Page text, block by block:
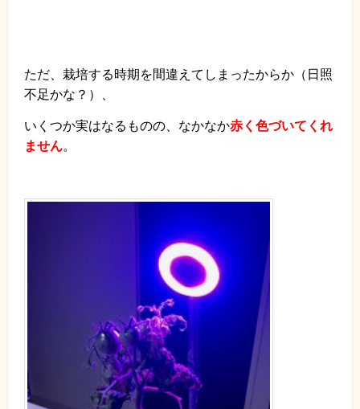
ただ、栽培する時期を間違えてしまったからか（日照
不足かな？）、
いくつか実はなるものの、なかなか赤く色づいてくれ
ません。